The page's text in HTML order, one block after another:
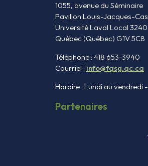
1055, avenue du Séminaire
Pavillon Louis-Jacques-
Université Laval Local
Québec (Québec) G1V 5C8
Téléphone : 418 653-3940
Courriel : info@fqsg.qc.ca
Horaire : Lundi au vendredi -
Partenaires